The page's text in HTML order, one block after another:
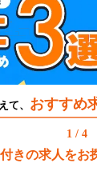
て、 おすすめ
1 / 4
きの求人をお